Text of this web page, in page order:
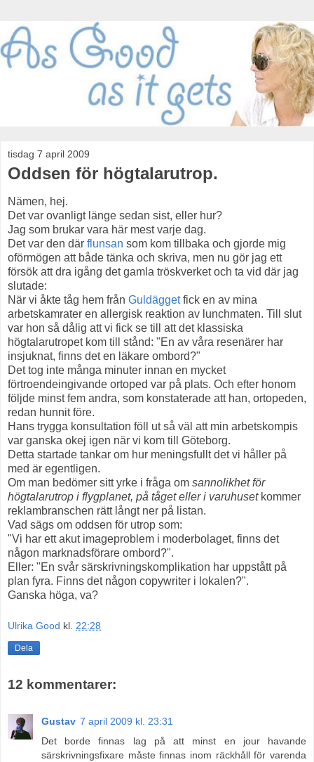
tisdag 7 april 2009
Oddsen för högtalarutrop.
Nämen, hej.
Det var ovanligt länge sedan sist, eller hur?
Jag som brukar vara här mest varje dag.
Det var den där flunsan som kom tillbaka och gjorde mig
oförmögen att både tänka och skriva, men nu gör jag ett
försök att dra igång det gamla tröskverket och ta vid där jag
slutade:
När vi åkte tåg hem från Guldäggetfick en av mina
arbetskamrater en allergisk reaktion av lunchmaten. Till slut
var hon så dålig att vi fick se till att det klassiska
högtalarutropet kom till stånd: "En av våra resenärer har
insjuknat, finns det en läkare ombord?"
Det tog inte många minuter innan en mycket
förtroendeingivande ortoped var på plats. Och efter honom
följde minst fem andra, som konstaterade att han, ortopeden,
redan hunnit före.
Hans trygga konsultation föll ut så väl att min arbetskompis
var ganska okej igen när vi kom till Göteborg.
Detta startade tankar om hur meningsfullt det vi håller på
med är egentligen.
Om man bedömer sitt yrke i fråga om sannolikhet för
högtalarutrop i flygplanet, på tåget eller i varuhusetkommer
reklambranschen rätt långt ner på listan.
Vad sägs om oddsen för utrop som:
"Vi har ett akut imageproblem i moderbolaget, finns det
någon marknadsförare ombord?".
Eller: "En svår särskrivningskomplikation har uppstått på
plan fyra. Finns det någon copywriter i lokalen?".
Ganska höga, va?
Ulrika Good kl. 22:28
Dela
12 kommentarer:
Gustav 7 april 2009 kl. 23:31
Det borde finnas lag på att minst en jour havande
särskrivningsfixare måste finnas inom räckhåll för varenda